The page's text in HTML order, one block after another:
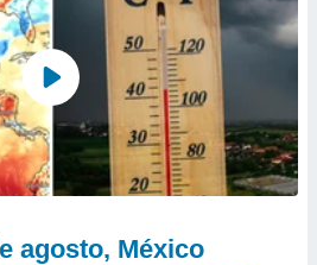
agosto, México